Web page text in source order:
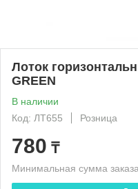
Лоток
GREEN
В наличии
Код: ЛТ655
Розница
780 ₸
Минимальная сумма